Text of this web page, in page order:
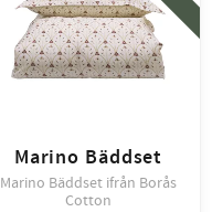
Marino Bäddset
Marino Bäddset ifrån Borås
Cotton